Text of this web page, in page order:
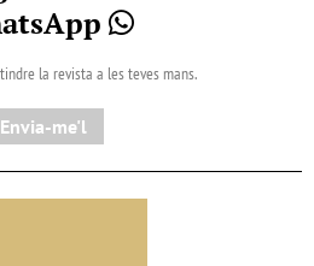
la revista a les teves mans.
Envia-me'l